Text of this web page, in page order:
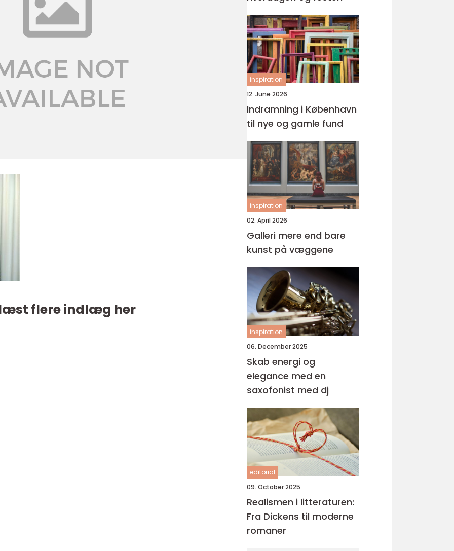
flere indlæg her
inspiration
12. June 2026
Indramning i København
til nye og gamle fund
inspiration
02. April 2026
Galleri mere end bare
kunst på væggene
inspiration
06. December 2025
Skab energi og
elegance med en
saxofonist med dj
editorial
09. October 2025
Realismen i litteraturen:
Fra Dickens til moderne
romaner